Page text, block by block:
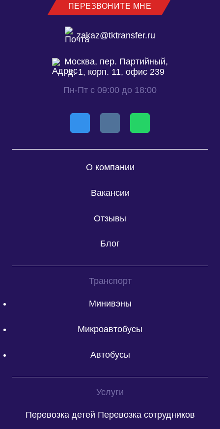
ПЕРЕЗВОНИТЕ МНЕ
zakaz@tktransfer.ru
Москва, пер. Партийный,
д. 1, корп. 11, офис 239
Пн-Пт с 09:00 до 18:00
О компании
Вакансии
Отзывы
Блог
Транспорт
Минивэны
Микроавтобусы
Автобусы
Услуги
Перевозка детей Перевозка сотрудников